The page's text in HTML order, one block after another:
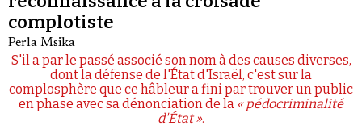
complotiste
Perla Msika
S'il a par le passé associé son nom à des causes diverses,
dont la défense de l'État d'Israël, c'est sur la
complosphère que ce hâbleur a fini par trouver un public
en phase avec sa dénonciation de la « pédocriminalité
d'État ».